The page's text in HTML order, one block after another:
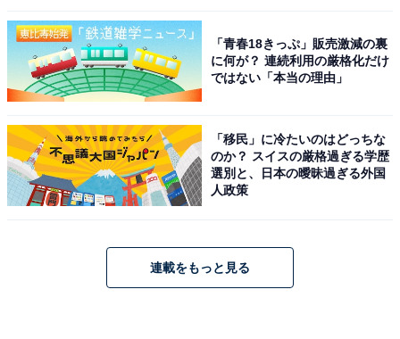
「青春18きっぷ」販売激減の裏
に何が？ 連続利用の厳格化だけ
ではない「本当の理由」
「移民」に冷たいのはどっちな
のか？ スイスの厳格過ぎる学歴
選別と、日本の曖昧過ぎる外国
人政策
連載をもっと見る